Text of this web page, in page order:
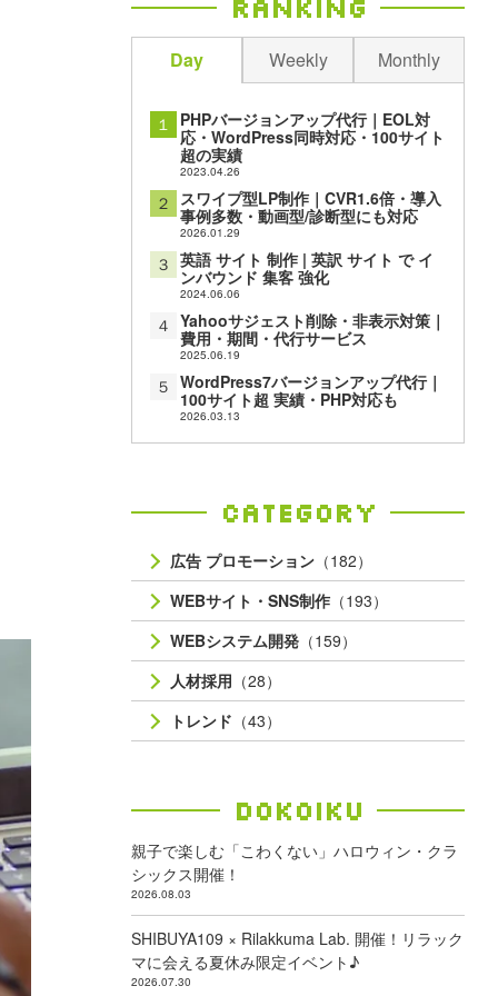
Ranking
Day Weekly Monthly
１ PHPバージョンアップ代行｜EOL対
応・WordPress同時対応・100サイト
超の実績
2023.04.26
２ スワイプ型LP制作｜CVR1.6倍・導入
事例多数・動画型/診断型にも対応
2026.01.29
３ 英語 サイト 制作 | 英訳 サイト で イ
ンバウンド 集客 強化
2024.06.06
４ Yahooサジェスト削除・非表示対策｜
費用・期間・代行サービス
2025.06.19
５ WordPress7バージョンアップ代行｜
100サイト超 実績・PHP対応も
2026.03.13
Category
広告 プロモーション （182）
WEBサイト・SNS制作 （193）
WEBシステム開発 （159）
人材採用 （28）
トレンド （43）
Dokoiku
親子で楽しむ「こわくない」ハロウィン・クラ
シックス開催！
2026.08.03
SHIBUYA109 × Rilakkuma Lab. 開催！リラック
マに会える夏休み限定イベント♪
2026.07.30